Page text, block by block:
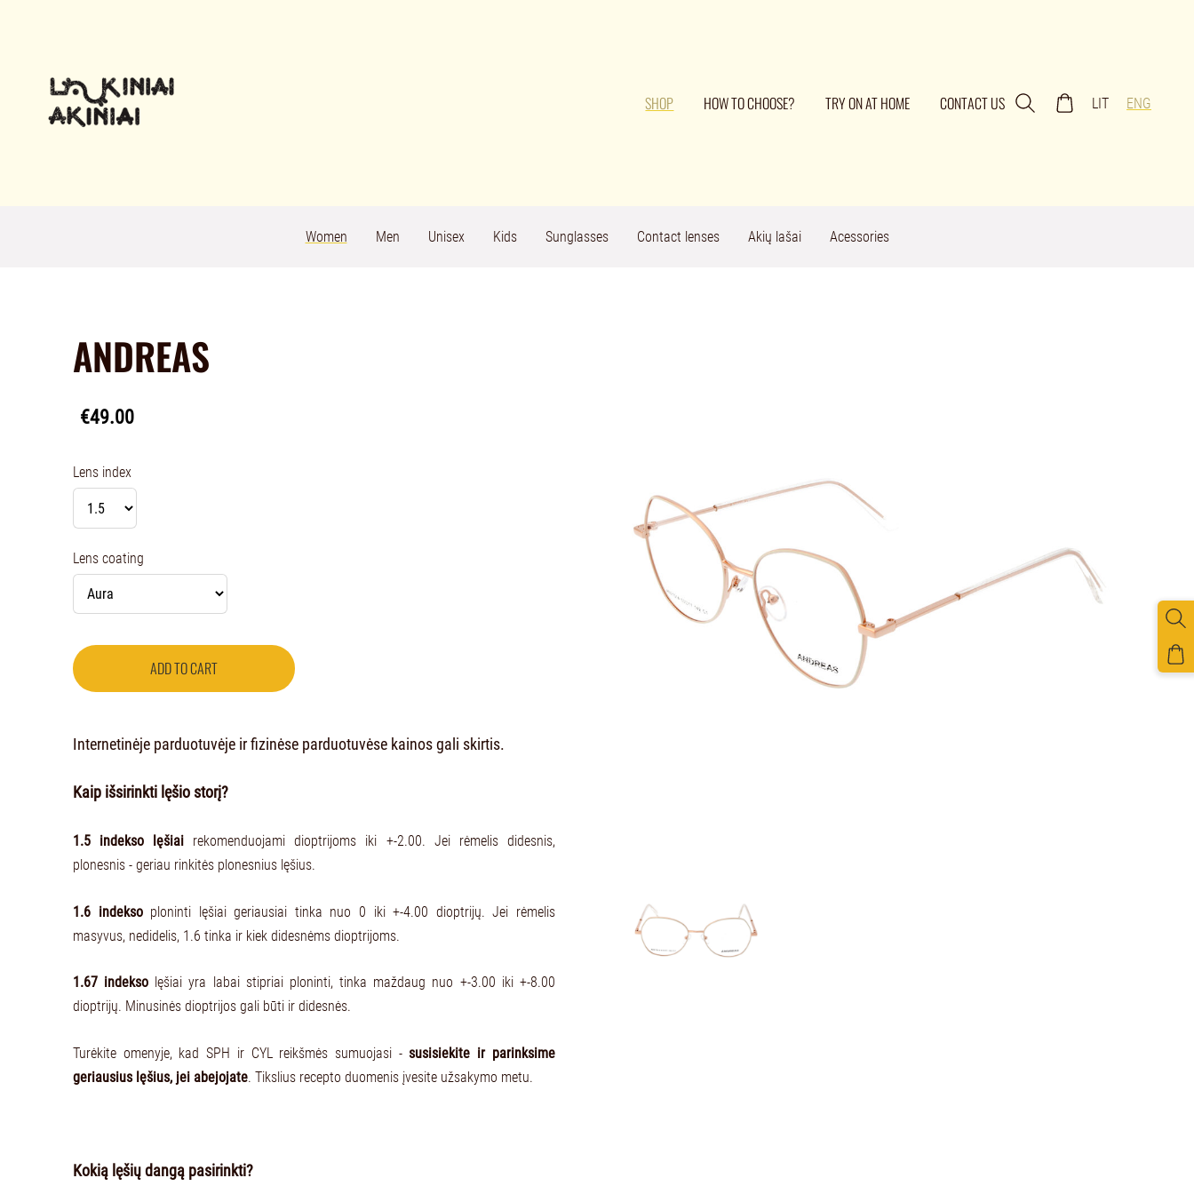
SHOP HOW TO CHOOSE? TRY ON AT HOME CONTACT US LIT ENG
Women Men Unisex Kids Sunglasses Contact lenses Akių lašai Acessories
ANDREAS
€49.00
Lens index
Lens coating
ADD TO CART
Internetinėje parduotuvėje ir fizinėse parduotuvėse kainos gali skirtis.
Kaip išsirinkti lęšio storį?
1.5 indekso lęšiai rekomenduojami dioptrijoms iki +-2.00. Jei rėmelis didesnis,
plonesnis - geriau rinkitės plonesnius lęšius.
1.6 indeksoploninti lęšiai geriausiai tinka nuo 0 iki +-4.00 dioptrijų. Jei rėmelis
masyvus, nedidelis, 1.6 tinka ir kiek didesnėms dioptrijoms.
1.67 indekso lęšiai yra labai stipriai ploninti, tinka maždaug nuo +-3.00 iki +-8.00
dioptrijų. Minusinės dioptrijos gali būti ir didesnės.
Turėkite omenyje, kad SPH ir CYL reikšmės sumuojasi - susisiekite ir parinksime
geriausius lęšius, jei abejojate. Tikslius recepto duomenis įvesite užsakymo metu.
Kokią lęšių dangą pasirinkti?